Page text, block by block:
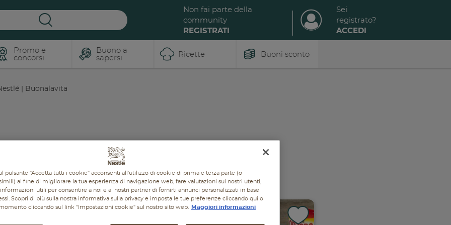
Non fai parte della
community
REGISTRATI
Sei
registrato?
ACCEDI
Promo e
concorsi
Buono a
sapersi
Ricette Buoni sconto
| Buonalavita
PROMOZIONI
pulsante "Accetta tutti i cookie" acconsenti all'utilizzo di cookie di prima e terza parte (o
al fine di migliorare la tua esperienza di navigazione web, fare valutazioni sui nostri utenti,
utili per consentire a noi e ai nostri partner di fornirti annunci personalizzati in base
Scopri di più sulla nostra informativa sulla privacy e imposta le tue preferenze cliccando qui o
cliccando sul link "Impostazioni cookie" sul nostro sito web.
Maggiori informazioni